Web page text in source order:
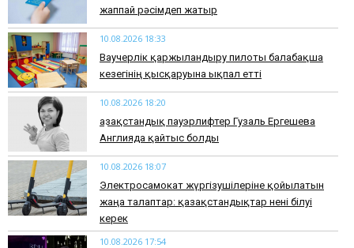
жаппай рәсімдеп жатыр
10.08.2026 18:33
Ваучерлік қаржыландыру пилоты балабақша
кезегінің қысқаруына ықпал етті
10.08.2026 18:20
Қазақстандық пауэрлифтер Гузаль Ергешева
Англияда қайтыс болды
10.08.2026 18:07
Электросамокат жүргізушілеріне қойылатын
жаңа талаптар: қазақстандықтар нені білуі
керек
10.08.2026 17:54